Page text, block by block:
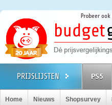
PS5
Home Nieuws Shopsurvey